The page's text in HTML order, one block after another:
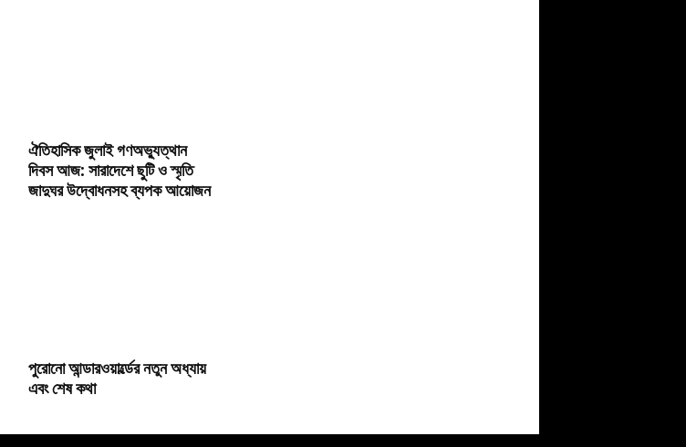
ঐতিহাসিক জুলাই গণঅভ্যুত্থান
দিবস আজ: সারাদেশে ছুটি ও স্মৃতি
জাদুঘর উদ্বোধনসহ ব্যপক আয়োজন
পুরোনো আন্ডারওয়ার্ল্ডের নতুন অধ্যায়
এবং শেষ কথা